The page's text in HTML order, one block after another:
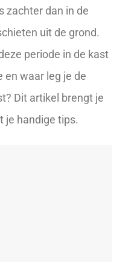
zachter dan in de
uit de grond.
periode in de kast
en waar leg je de
Dit artikel brengt je
je handige tips.